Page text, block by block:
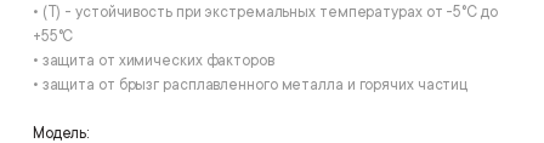
• (T) - устойчивость при экстремальных температурах от -5°С до
+55°С
• защита от химических факторов
• защита от брызг расплавленного металла и горячих частиц
Модель: